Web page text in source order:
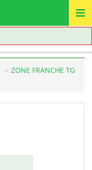
ZONE FRANCHE TG